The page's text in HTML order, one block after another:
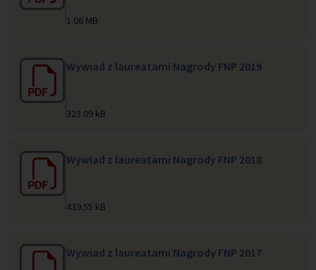
1.06 MB
Wywiad z laureatami Nagrody FNP 2019
323.09 kB
Wywiad z laureatami Nagrody FNP 2018
439.55 kB
Wywiad z laureatami Nagrody FNP 2017